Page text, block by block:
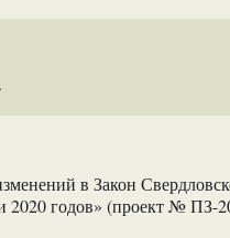
в Закон
2020 годов» (проект № ПЗ-